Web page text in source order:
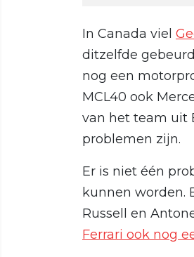
In Canada viel
ditzelfde
nog een
MCL40 ook
van het team uit
problemen zijn.
Er is niet één
kunnen worden.
Russell en
Ferrari ook nog